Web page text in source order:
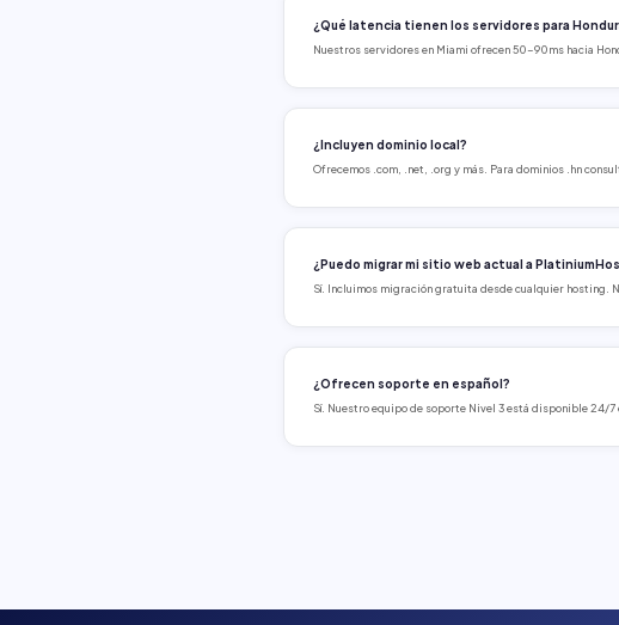
¿Qué latencia tienen los servidores para
Nuestros servidores en Miami ofrecen 50-90ms hacia
¿Incluyen dominio local?
Ofrecemos .com, .net, .org y más. Para dominios .hn
¿Puedo migrar mi sitio web actual a
Sí. Incluimos migración gratuita desde cualquier hosting.
¿Ofrecen soporte en español?
Sí. Nuestro equipo de soporte Nivel 3 está disponible 24/